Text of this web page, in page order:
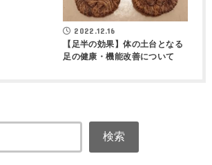
2022.12.16
【足半の効果】体の土台となる
足の健康・機能改善について
検索